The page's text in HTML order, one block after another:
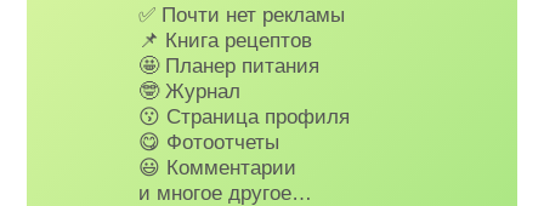
✅ Почти нет рекламы
📌 Книга рецептов
🤩 Планер питания
🤓 Журнал
😗 Страница профиля
😋 Фотоотчеты
😃 Комментарии
и многое другое…